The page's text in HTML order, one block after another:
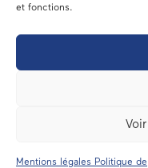
et fonctions.
Mentions légales Politique de